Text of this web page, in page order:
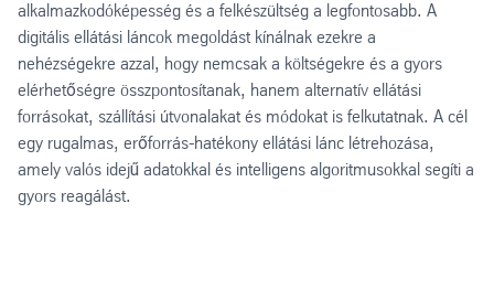
alkalmazkodóképesség és a felkészültség a legfontosabb. A
digitális ellátási láncok megoldást kínálnak ezekre a
nehézségekre azzal, hogy nemcsak a költségekre és a gyors
elérhetőségre összpontosítanak, hanem alternatív ellátási
forrásokat, szállítási útvonalakat és módokat is felkutatnak. A cél
egy rugalmas, erőforrás-hatékony ellátási lánc létrehozása,
amely valós idejű adatokkal és intelligens algoritmusokkal segíti a
gyors reagálást.